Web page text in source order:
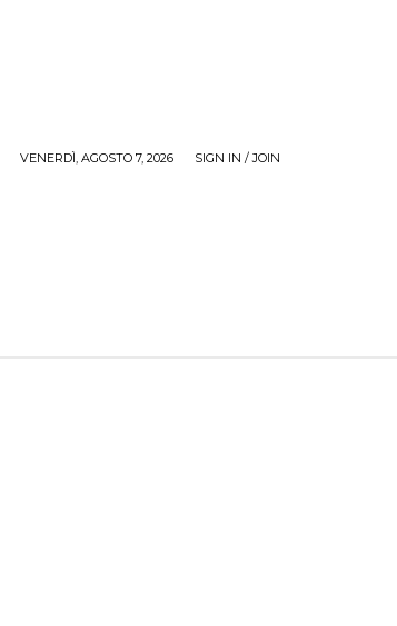
VENERDÌ, AGOSTO 7, 2026 SIGN IN / JOIN